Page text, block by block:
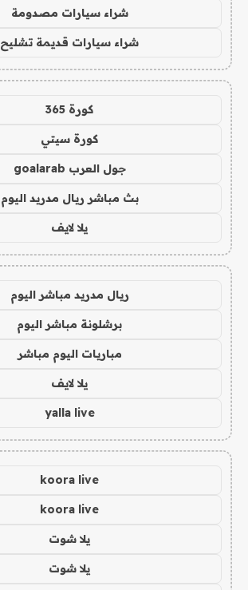
شراء سيارات مصدومة
شراء سيارات قديمة تشليح
كورة 365
كورة سيتي
جول العرب goalarab
بث مباشر ريال مدريد اليوم
يلا لايف
ريال مدريد مباشر اليوم
برشلونة مباشر اليوم
مباريات اليوم مباشر
يلا لايف
yalla live
koora live
koora live
يلا شوت
يلا شوت